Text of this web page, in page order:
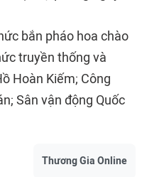
bắn pháo hoa chào
truyền thống và
Hoàn Kiếm; Công
Sân vận động Quốc
Thương Gia Online